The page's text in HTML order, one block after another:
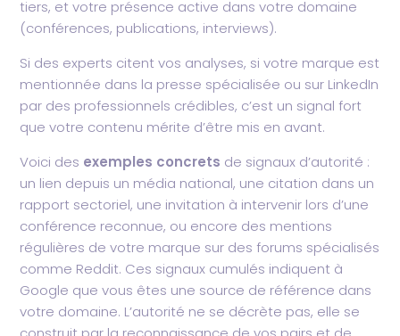
tiers, et votre présence active dans votre domaine
(conférences, publications, interviews).
Si des experts citent vos analyses, si votre marque est
mentionnée dans la presse spécialisée ou sur LinkedIn
par des professionnels crédibles, c’est un signal fort
que votre contenu mérite d’être mis en avant.
Voici des exemples concrets de signaux d’autorité :
un lien depuis un média national, une citation dans un
rapport sectoriel, une invitation à intervenir lors d’une
conférence reconnue, ou encore des mentions
régulières de votre marque sur des forums spécialisés
comme Reddit. Ces signaux cumulés indiquent à
Google que vous êtes une source de référence dans
votre domaine. L’autorité ne se décrète pas, elle se